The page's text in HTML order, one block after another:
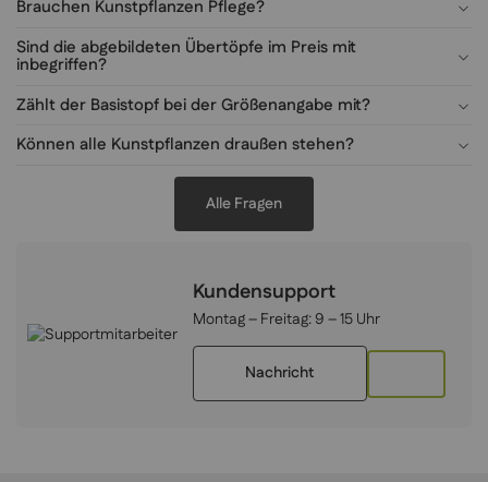
Brauchen Kunstpflanzen Pflege?
Sind die abgebildeten Übertöpfe im Preis mit
inbegriffen?
Zählt der Basistopf bei der Größenangabe mit?
Können alle Kunstpflanzen draußen stehen?
Alle Fragen
Kundensupport
Montag – Freitag: 9 – 15 Uhr
Nachricht